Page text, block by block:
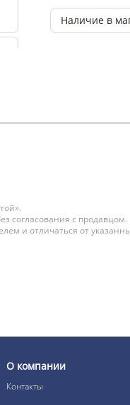
Наличие в
согласования с продавцом.
и отличаться от
О компании
Контакты